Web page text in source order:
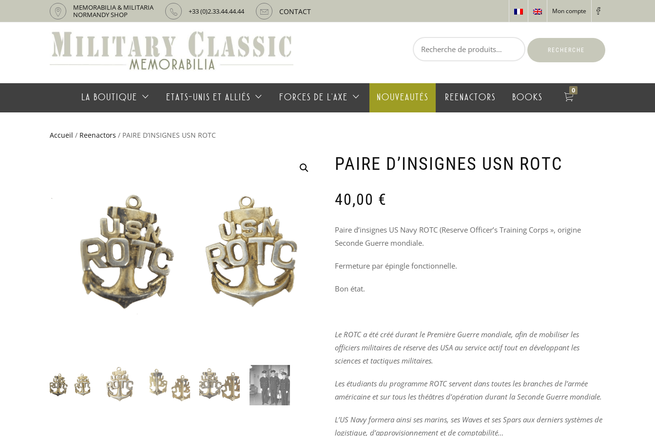
MEMORABILIA & MILITARIA
NORMANDY SHOP
+33 (0)2.33.44.44.44 CONTACT Mon compte
RECHERCHE
LA BOUTIQUE ETATS-UNIS ET ALLIÉS FORCES DE L’AXE NOUVEAUTÉS REENACTORS BOOKS
0
Accueil / Reenactors / PAIRE D’INSIGNES USN ROTC
PAIRE D’INSIGNES USN ROTC
40,00 €
Paire d’insignes US Navy ROTC (Reserve Officer’s Training Corps », origine
Seconde Guerre mondiale.
Fermeture par épingle fonctionnelle.
Bon état.
Le ROTC a été créé durant le Première Guerre mondiale, afin de mobiliser les
officiers militaires de réserve des USA au service actif tout en développant les
sciences et tactiques militaires.
Les étudiants du programme ROTC servent dans toutes les branches de l’armée
américaine et sur tous les théâtres d’opération durant la Seconde Guerre mondiale.
L’US Navy formera ainsi ses marins, ses Waves et ses Spars aux derniers systèmes de
logistique, d’approvisionnement et de comptabilité…
SIMILAIRES
BRETELLES
CHAPEAU
HBT
INSIGNE
EXPERT
INSIGNE
SPÉCIAL